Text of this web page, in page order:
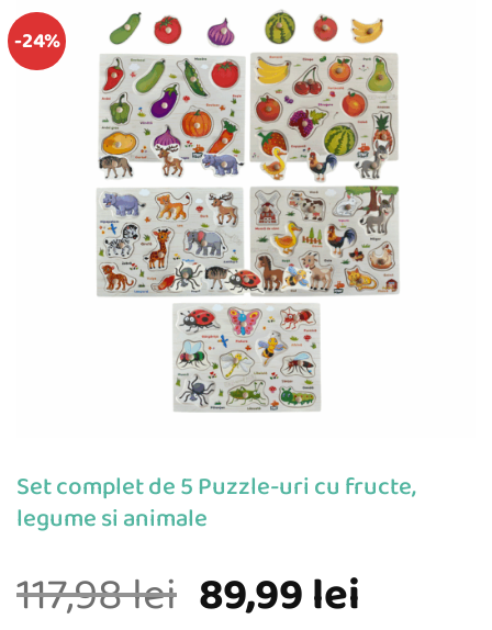
-24%
Set complet de 5 Puzzle-uri cu fructe,
legume si animale
117,98lei Prețul
89,99lei